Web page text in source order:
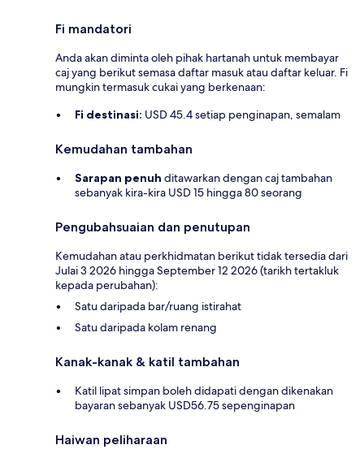
Fi mandatori
Anda akan diminta oleh pihak hartanah untuk membayar
caj yang berikut semasa daftar masuk atau daftar keluar. Fi
mungkin termasuk cukai yang berkenaan:
Fi destinasi: USD 45.4 setiap penginapan, semalam
Kemudahan tambahan
Sarapan penuh ditawarkan dengan caj tambahan
sebanyak kira-kira USD 15 hingga 80 seorang
Pengubahsuaian dan penutupan
Kemudahan atau perkhidmatan berikut tidak tersedia dari
Julai 3 2026 hingga September 12 2026 (tarikh tertakluk
kepada perubahan):
Satu daripada bar/ruang istirahat
Satu daripada kolam renang
Kanak-kanak & katil tambahan
Katil lipat simpan boleh didapati dengan dikenakan
bayaran sebanyak USD56.75 sepenginapan
Haiwan peliharaan